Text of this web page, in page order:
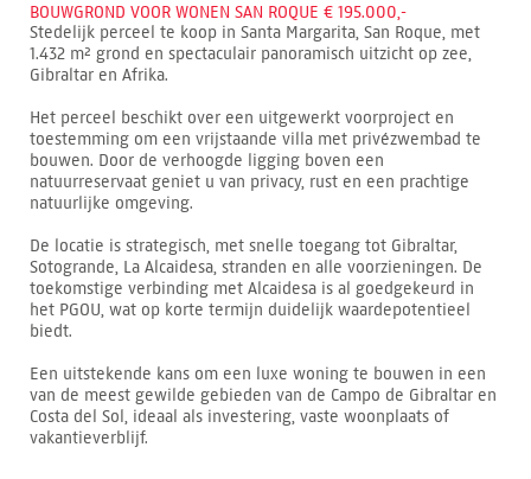
BOUWGROND VOOR WONEN SAN ROQUE € 195.000,-
Stedelijk perceel te koop in Santa Margarita, San Roque, met
1.432 m² grond en spectaculair panoramisch uitzicht op zee,
Gibraltar en Afrika.
Het perceel beschikt over een uitgewerkt voorproject en
toestemming om een vrijstaande villa met privézwembad te
bouwen. Door de verhoogde ligging boven een
natuurreservaat geniet u van privacy, rust en een prachtige
natuurlijke omgeving.
De locatie is strategisch, met snelle toegang tot Gibraltar,
Sotogrande, La Alcaidesa, stranden en alle voorzieningen. De
toekomstige verbinding met Alcaidesa is al goedgekeurd in
het PGOU, wat op korte termijn duidelijk waardepotentieel
biedt.
Een uitstekende kans om een luxe woning te bouwen in een
van de meest gewilde gebieden van de Campo de Gibraltar en
Costa del Sol, ideaal als investering, vaste woonplaats of
vakantieverblijf.